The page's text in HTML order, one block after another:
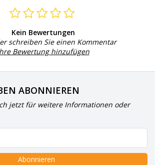
Kein Bewertungen
schreiben Sie einen Kommentar
Bewertung hinzufügen
ABONNIEREN
jetzt für weitere Informationen oder
Abonnieren